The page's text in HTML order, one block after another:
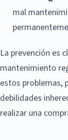
mal
La prevención es
mantenimiento
estos problemas,
debilidades
realizar una